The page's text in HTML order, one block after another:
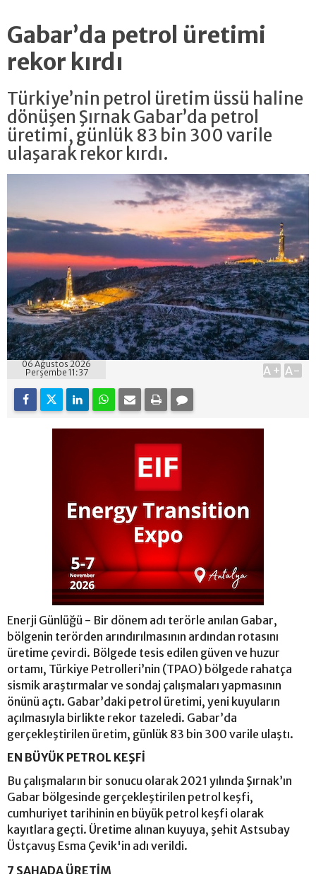
Gabar’da petrol üretimi
rekor kırdı
Türkiye’nin petrol üretim üssü haline
dönüşen Şırnak Gabar’da petrol
üretimi, günlük 83 bin 300 varile
ulaşarak rekor kırdı.
06 Ağustos 2026
Perşembe 11:37
A+ A-
Enerji Günlüğü - Bir dönem adı terörle anılan Gabar,
bölgenin terörden arındırılmasının ardından rotasını
üretime çevirdi. Bölgede tesis edilen güven ve huzur
ortamı, Türkiye Petrolleri’nin (TPAO) bölgede rahatça
sismik araştırmalar ve sondaj çalışmaları yapmasının
önünü açtı. Gabar’daki petrol üretimi, yeni kuyuların
açılmasıyla birlikte rekor tazeledi. Gabar’da
gerçekleştirilen üretim, günlük 83 bin 300 varile ulaştı.
EN BÜYÜK PETROL KEŞFİ
Bu çalışmaların bir sonucu olarak 2021 yılında Şırnak’ın
Gabar bölgesinde gerçekleştirilen petrol keşfi,
cumhuriyet tarihinin en büyük petrol keşfi olarak
kayıtlara geçti. Üretime alınan kuyuya, şehit Astsubay
Üstçavuş Esma Çevik'in adı verildi.
7 SAHADA ÜRETİM